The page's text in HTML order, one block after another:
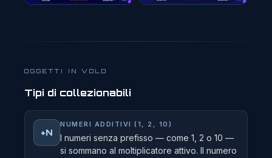
OGGETTI IN VOLO
Tipi di collezionabili
+N
NUMERI ADDITIVI (1, 2, 10)
I numeri senza prefisso — come 1, 2 o 10 —
si sommano al moltiplicatore attivo. Il numero